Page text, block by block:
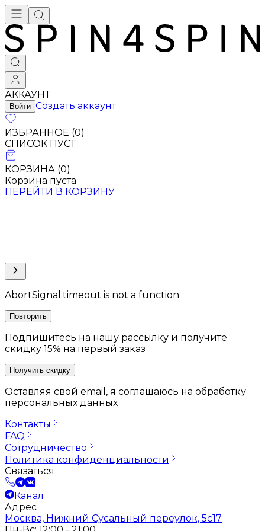
АККАУНТ
Войти Создать аккаунт
ИЗБРАННОЕ (0)
СПИСОК ПУСТ
КОРЗИНА (0)
Корзина пуста
ПЕРЕЙТИ В КОРЗИНУ
AbortSignal.timeout is not a function
Повторить
Подпишитесь на нашу рассылку и получите
скидку 15% на первый заказ
Получить скидку
Оставляя свой email, я соглашаюсь на обработку
персональных данных
Контакты
FAQ
Сотрудничество
Политика конфиденциальности
Связаться
Канал
Адрес
Москва, Нижний Сусальный переулок, 5с17